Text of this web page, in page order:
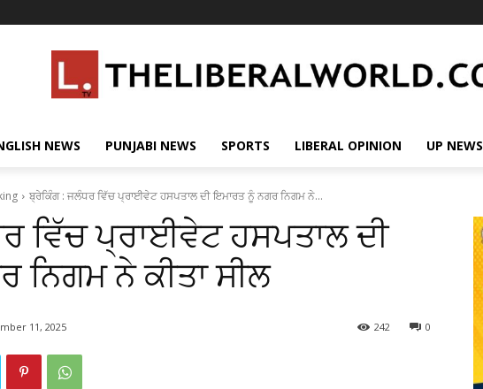
NEWS PUNJABI NEWS SPORTS LIBERAL OPINION UP NEWS
ਬ੍ਰੇਕਿੰਗ : ਜਲੰਧਰ ਵਿੱਚ ਪ੍ਰਾਈਵੇਟ ਹਸਪਤਾਲ ਦੀ ਇਮਾਰਤ ਨੂੰ ਨਗਰ ਨਿਗਮ ਨੇ...
ਵਿੱਚ ਪ੍ਰਾਈਵੇਟ ਹਸਪਤਾਲ ਦੀ
ਨਿਗਮ ਨੇ ਕੀਤਾ ਸੀਲ
11, 2025 0
242